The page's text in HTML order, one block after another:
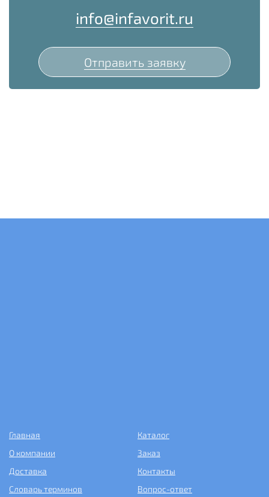
info@infavorit.ru
Отправить заявку
Главная
Каталог
О компании
Заказ
Доставка
Контакты
Словарь терминов
Вопрос-ответ